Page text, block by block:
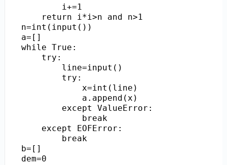
        i+=1
    return i*i>n and n>1
n=int(input())
a=[]
while True:
    try:
        line=input()
        try:
            x=int(line)
            a.append(x)
        except ValueError:
            break
    except EOFError:
        break
b=[]
dem=0